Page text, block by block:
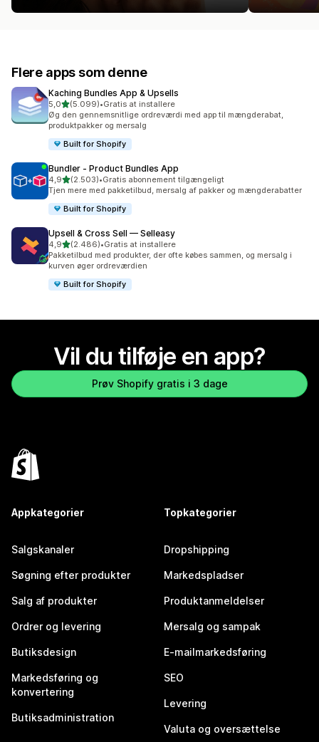
Flere apps som denne
Kaching Bundles App & Upsells
5,0ud af 5 stjerner
(5.099)
5099 anmeldelser i alt
•Gratis at installere
Øg den gennemsnitlige ordreværdi med app til mængderabat,
produktpakker og mersalg
Built for Shopify
Bundler ‑ Product Bundles App
4,9ud af 5 stjerner
(2.503)
2503 anmeldelser i alt
•Gratis abonnement tilgængeligt
Tjen mere med pakketilbud, mersalg af pakker og mængderabatter
Built for Shopify
Upsell & Cross Sell — Selleasy
4,9ud af 5 stjerner
(2.486)
2486 anmeldelser i alt
•Gratis at installere
Pakketilbud med produkter, der ofte købes sammen, og mersalg i
kurven øger ordreværdien
Built for Shopify
Vil du tilføje en app?
Prøv Shopify gratis i 3 dage
Appkategorier
Salgskanaler
Søgning efter produkter
Salg af produkter
Ordrer og levering
Butiksdesign
Markedsføring og
konvertering
Butiksadministration
Topkategorier
Dropshipping
Markedspladser
Produktanmeldelser
Mersalg og sampak
E-mailmarkedsføring
SEO
Levering
Valuta og oversættelse